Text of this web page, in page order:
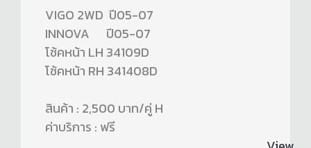
VIGO 2WD ปี05-07
INNOVA ปี05-07
โช้คหน้า LH 34109D
โช้คหน้า RH 341408D
สินค้า : 2,500 บาท/คู่ H
ค่าบริการ : ฟรี